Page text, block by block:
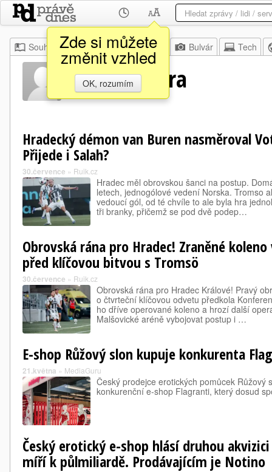
Zde si můžete
změnit vzhled
OK, rozumím
Souhrn Moje Z domova Bulvár Tech
Jakub Kučera
Hradecký démon van Buren nasměroval
Přijede i Salah?
30.července » Ruik.cz
Hradec měl obrovskou šanci na postup.
letech, jednogólové vedení Norska. Tromso
vedoucí gól, od té chvíle to ale byla hra
tři branky, přičemž se pod dvě podep…
Obrovská rána pro Hradec! Zraněné
před klíčovou bitvou s Tromsö
30.července » Ruik.cz
Obrovská rána pro Hradec Králové! Pravý
o čtvrteční klíčovou odvetu předkola
ho dříve operované koleno a hrozí další
Malšovické aréně vybojovat postup i …
E-shop Růžový slon kupuje konkurenta
21.května » MediaGuru
Český prodejce erotických pomůcek Růžový
konkurenční e-shop Flagranti, který dosud
Český erotický e-shop hlásí druhou
míří k půlmiliardě. Prodávajícím je Notino